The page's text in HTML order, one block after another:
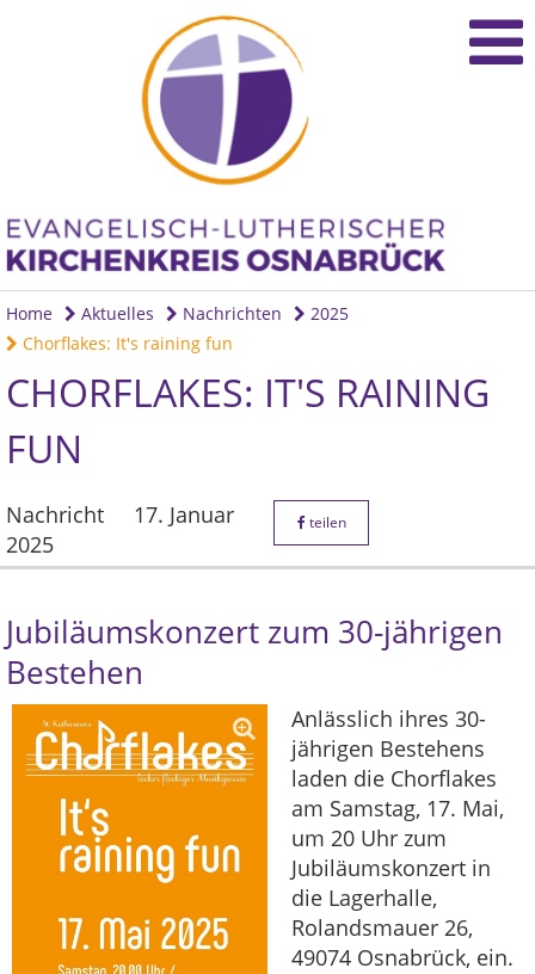
Home Aktuelles Nachrichten
2025
Chorflakes: It's raining fun
CHORFLAKES: IT'S RAINING
FUN
Nachricht
17. Januar
2025
teilen
Jubiläumskonzert zum 30-jährigen
Bestehen
Anlässlich ihres 30-
jährigen Bestehens
laden die Chorflakes
am Samstag, 17. Mai,
um 20 Uhr zum
Jubiläumskonzert in
die Lagerhalle,
Rolandsmauer 26,
49074 Osnabrück, ein.